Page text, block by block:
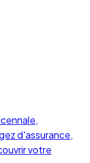
d'assurance,
votre